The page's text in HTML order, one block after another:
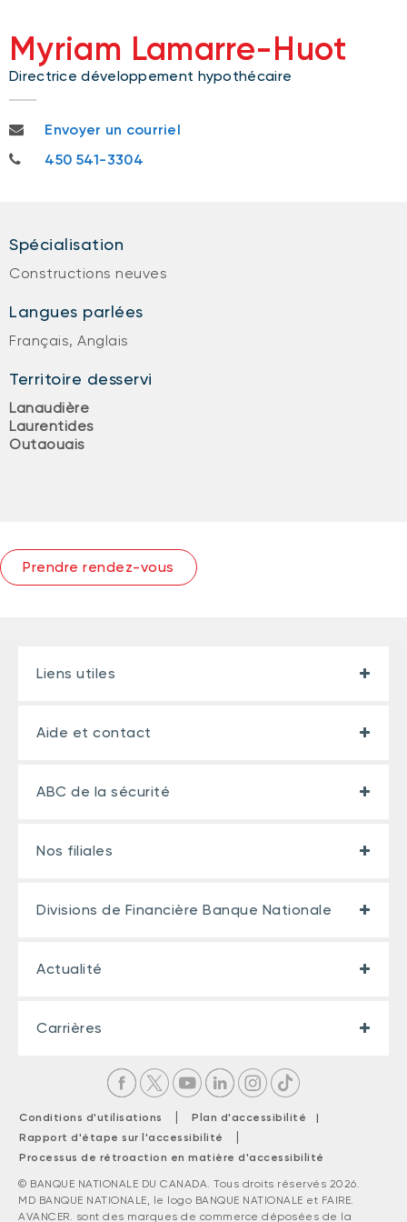
Myriam Lamarre-Huot
Directrice développement hypothécaire
myriam.lamarrehuot@bnc.ca
Envoyer un courriel
450 541-3304
450 541-3304
Spécialisation
Constructions neuves
Langues parlées
Français, Anglais
Territoire desservi
Lanaudière
Laurentides
Outaouais
Prendre rendez-vous
Liens utiles
Aide et contact
ABC de la sécurité
Nos filiales
Divisions de Financière Banque Nationale
Actualité
Carrières
Conditions d'utilisations |
Plan d'accessibilité |
Rapport d'étape sur l'accessibilité
|
Processus de rétroaction en matière d'accessibilité
© BANQUE NATIONALE DU CANADA. Tous droits réservés 2026.
MD BANQUE NATIONALE, le logo BANQUE NATIONALE et FAIRE.
AVANCER. sont des marques de commerce déposées de la